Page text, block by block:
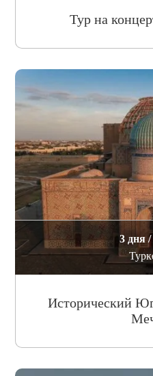
Тур на
3 дня
Исторический